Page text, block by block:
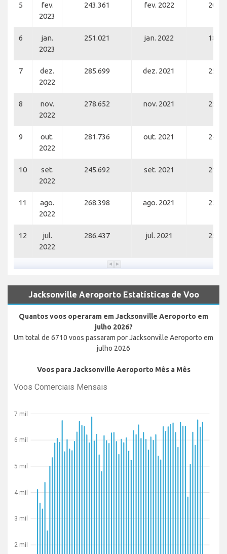
5
fev.
2023
243.361 fev. 2022
6
jan.
2023
251.021 jan. 2022
7
dez.
2022
285.699 dez. 2021
8
nov.
2022
278.652 nov. 2021
9
out.
2022
281.736 out. 2021
10
set.
2022
245.692 set. 2021
11
ago.
2022
268.398 ago. 2021
12
jul.
2022
286.437 jul. 2021
Jacksonville Aeroporto Estatísticas de Voo
Quantos voos operaram em Jacksonville Aeroporto em
julho 2026?
Um total de 6710 voos passaram por Jacksonville Aeroporto em
julho 2026
Voos para Jacksonville Aeroporto Mês a Mês
Voos Comerciais Mensais
2 mil
3 mil
4 mil
5 mil
6 mil
7 mil